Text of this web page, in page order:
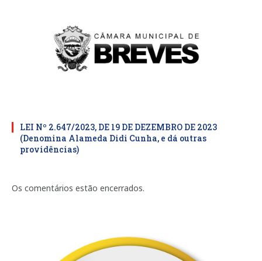
LEI Nº 2.647/2023, DE 19 DE DEZEMBRO DE 2023
(Denomina Alameda Didi Cunha, e dá outras
providências)
Os comentários estão encerrados.